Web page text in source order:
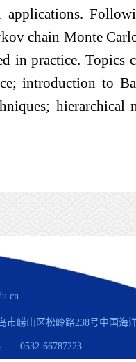
chain Monte
in practice. Topics
introduction to
hierarchical
市崂山区松岭路238号中国海
0532-66787223